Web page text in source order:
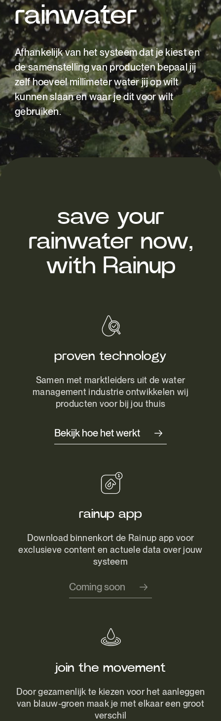
rainwater
Afhankelijk van het systeem dat je kiest en
de samenstelling van producten bepaal jij
zelf hoeveel millimeter water jij op wilt
kunnen slaan en waar je dit voor wilt
gebruiken.
save your
rainwater now,
with Rainup
proven technology
Samen met marktleiders uit de water
management industrie ontwikkelen wij
producten voor bij jou thuis
Bekijk hoe het werkt
rainup app
Download binnenkort de Rainup app voor
exclusieve content en actuele data over jouw
systeem
Coming soon
join the movement
Door gezamenlijk te kiezen voor het aanleggen
van blauw-groen maak je met elkaar een groot
verschil